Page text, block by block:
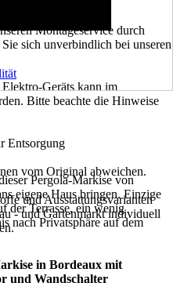
Montageservice durch
sich unverbindlich bei unseren
Geräts kann im
Bitte beachte die Hinweise
Entsorgung
vom Original abweichen.
und Ausstattungsvarianten
- und Gartenmarkt individuell
Pergola-Markise von
eigene Haus bringen. Einzige
der Terrasse, ein wenig
nach Privatsphäre auf dem
in Bordeaux mit
und Wandschalter